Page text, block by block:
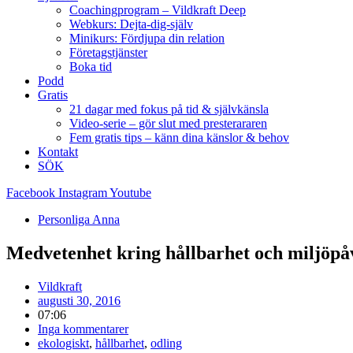
Coachingprogram – Vildkraft Deep
Webkurs: Dejta-dig-själv
Minikurs: Fördjupa din relation
Företagstjänster
Boka tid
Podd
Gratis
21 dagar med fokus på tid & självkänsla
Video-serie – gör slut med presterararen
Fem gratis tips – känn dina känslor & behov
Kontakt
SÖK
Facebook InstagramYoutube
Personliga Anna
Medvetenhet kring hållbarhet och
Vildkraft
augusti 30, 2016
07:06
Inga kommentarer
ekologiskt, hållbarhet, odling